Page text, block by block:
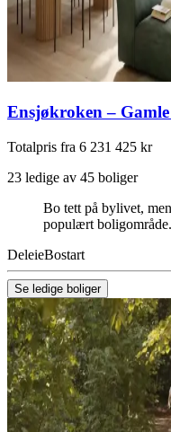
Ensjøkroken – Gamle
Totalpris fra 6 231 425 kr
23 ledige av 45 boliger
Bo tett på bylivet,
populært boligområde.
DeleieBostart
Se ledige boliger